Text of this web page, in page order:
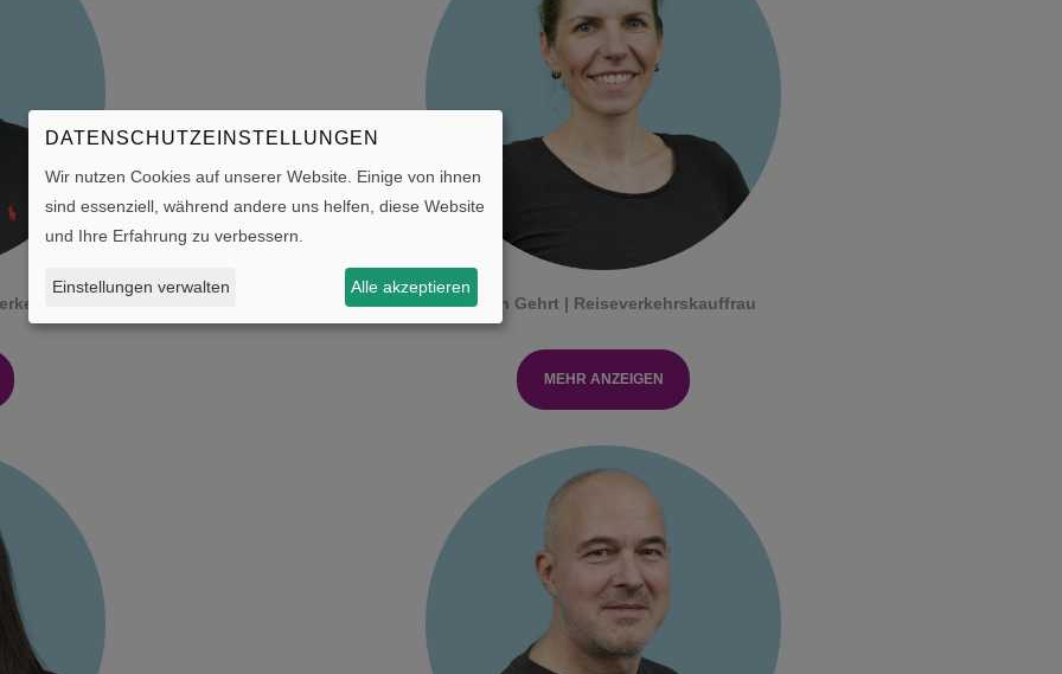
Kathrin Gehrt | Reiseverkehrskauffrau
MEHR ANZEIGEN
DATENSCHUTZEINSTELLUNGEN
Wir nutzen Cookies auf unserer Website. Einige von ihnen
sind essenziell, während andere uns helfen, diese Website
und Ihre Erfahrung zu verbessern.
Einstellungen verwalten Alle akzeptieren